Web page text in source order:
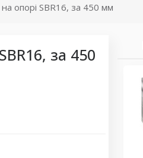
опорі SBR16, за 450 мм
за 450